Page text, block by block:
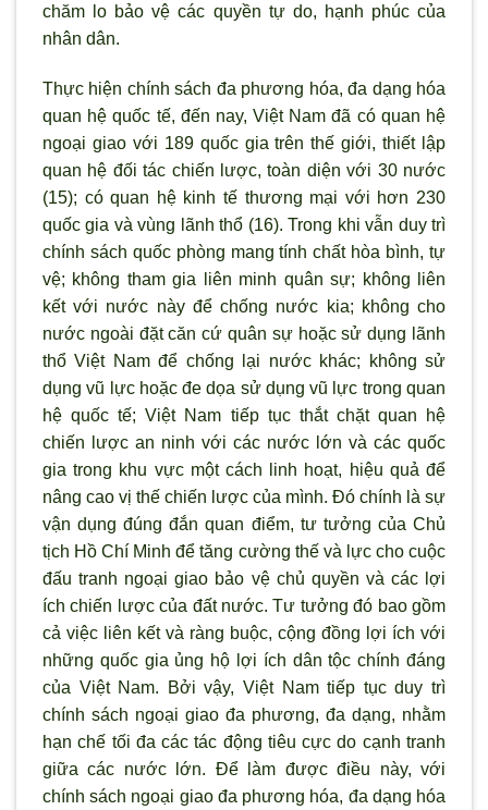
chăm lo bảo vệ các quyền tự do, hạnh phúc của
nhân dân.
Thực hiện chính sách đa phương hóa, đa dạng hóa
quan hệ quốc tế, đến nay, Việt Nam đã có quan hệ
ngoại giao với 189 quốc gia trên thế giới, thiết lập
quan hệ đối tác chiến lược, toàn diện với 30 nước
(15); có quan hệ kinh tế thương mại với hơn 230
quốc gia và vùng l ãnh thổ (16). Trong khi vẫn duy trì
chính sách quốc phòng mang tính chất hòa bình, tự
vệ; không tham gia liên minh quân sự; không liên
kết với nước này để chống nước kia; không cho
nước ngoài đặt căn cứ quân sự hoặc sử dụng l ãnh
thổ Việt Nam để chống lại nước khác; không sử
dụng vũ lực hoặc đe dọa sử dụng vũ lực trong quan
hệ quốc tế; Việt Nam tiếp tục thắt chặt quan hệ
chiến lược an ninh với các nước lớn và các quốc
gia trong khu vực một cách linh hoạt, hiệu quả để
nâng cao vị thế chiến lược của mình. Đó chính là sự
vận dụng đúng đắn quan điểm, tư tưởng của Chủ
tịch Hồ Chí Minh để tăng cường thế và lực cho cuộc
đấu tranh ngoại giao bảo vệ chủ quyền và các lợi
ích chiến l ược của đất nước. Tư tưởng đó bao gồm
cả việc liên kết và ràng buộc, cộng đồng lợi ích với
những quốc gia ủng hộ lợi ích dân tộc chính đáng
của Việt Nam. Bởi vậy, Việt Nam tiếp tục duy trì
chính sách ngoại giao đa phương, đa dạng, nhằm
hạn chế tối đa các tác động tiêu cực do cạnh tranh
giữa các nước lớn. Để làm được điều này, với
chính sách ngoại giao đa phương hóa, đa dạng hóa